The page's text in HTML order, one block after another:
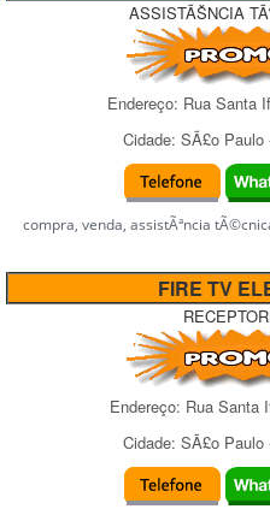
ASSISTÃŠNCIA
Endereço: Rua Santa
Cidade: SÃ£o Paulo
compra, venda, assistÃªncia
FIRE TV
Endereço: Rua Santa
Cidade: SÃ£o Paulo